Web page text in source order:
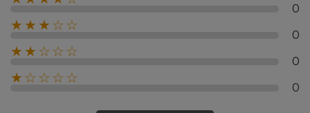
0
★★★☆☆
0
★★☆☆☆
0
★☆☆☆☆
0